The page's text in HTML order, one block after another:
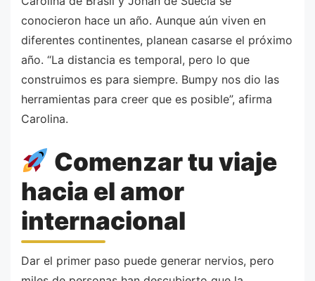
conocieron hace un año. Aunque aún viven en
diferentes continentes, planean casarse el próximo
año. “La distancia es temporal, pero lo que
construimos es para siempre. Bumpy nos dio las
herramientas para creer que es posible”, afirma
Carolina.
Comenzar tu viaje
hacia el amor
internacional
Dar el primer paso puede generar nervios, pero